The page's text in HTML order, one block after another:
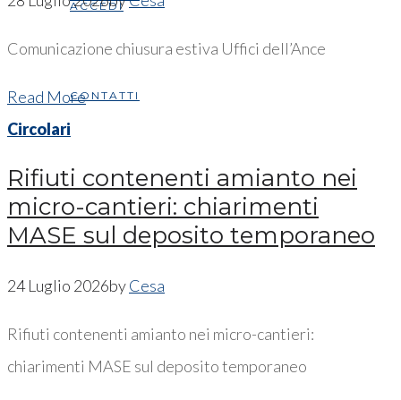
ACCEDI
CONTATTI
Comunicazione chiusura estiva Uffici dell’Ance
Read More
Circolari
Rifiuti contenenti amianto nei
micro-cantieri: chiarimenti
MASE sul deposito temporaneo
24 Luglio 2026byCesa
Rifiuti contenenti amianto nei micro-cantieri:
chiarimenti MASE sul deposito temporaneo